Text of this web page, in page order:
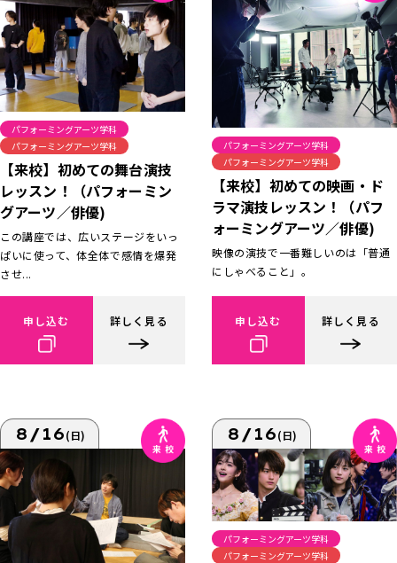
パフォーミングアーツ学科
パフォーミングアーツ学科
【来校】初めての舞台演技
レッスン！（パフォーミン
グアーツ／俳優)
この講座では、広いステージをいっ
ぱいに使って、体全体で感情を爆発
させ...
申し込む 詳しく見る
パフォーミングアーツ学科
パフォーミングアーツ学科
【来校】初めての映画・ド
ラマ演技レッスン！（パフ
ォーミングアーツ／俳優)
映像の演技で一番難しいのは「普通
にしゃべること」。
申し込む 詳しく見る
8/16(日) 8/16(日)
パフォーミングアーツ学科
パフォーミングアーツ学科